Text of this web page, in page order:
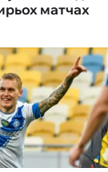
матчах